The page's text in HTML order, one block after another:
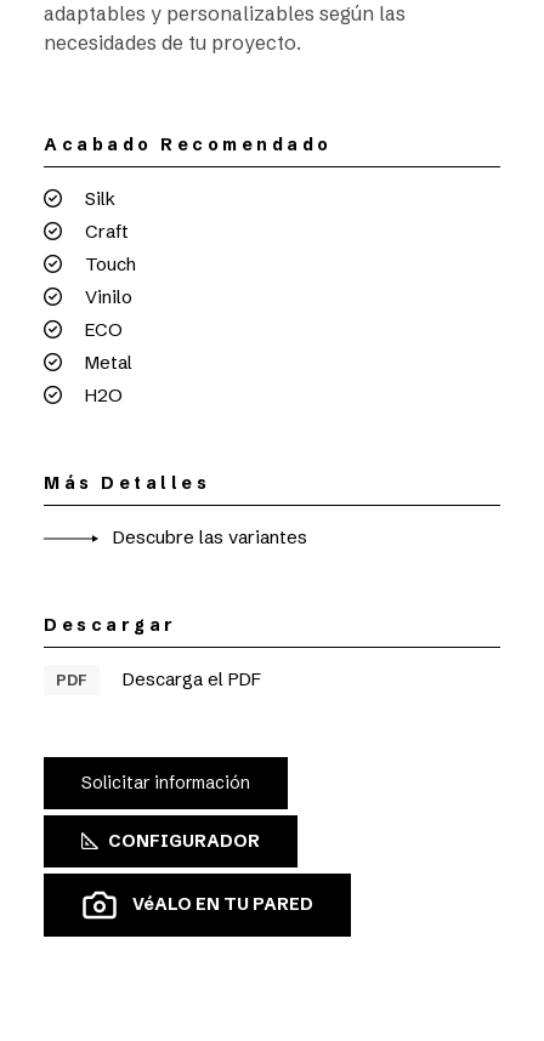
adaptables y personalizables según las
necesidades de tu proyecto.
Acabado Recomendado
Silk
Craft
Touch
Vinilo
ECO
Metal
H2O
Más Detalles
Descubre las variantes
Descargar
PDF Descarga el PDF
Solicitar información
CONFIGURADOR
VéALO EN TU PARED